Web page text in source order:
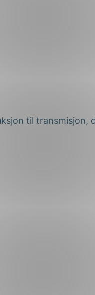
til transmisjon,